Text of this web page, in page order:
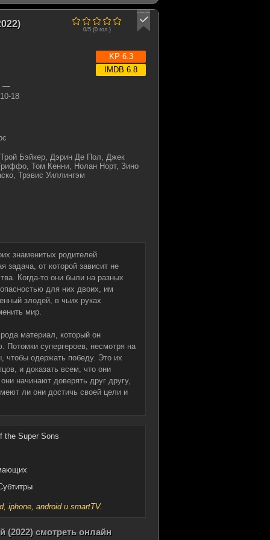
0/5 (0гол.)
KP 6.3
IMDB 6.8
—
18
Бэйкер, Дэрин Де Пол, Джек
Том Кенни, Нолан Норт, Зино
Трэвис Уиллингэм
знаменитых родителей
задача, от которой зависит не
Когда-то они были на разных
для них двоих, им
злодей, в чьих руках
мир.
материал, который он
Потомки супергероев, несмотря на
чтобы одержать победу. Это их
и доказать всем, что они
начинают доверять друг другу,
ли они достичь своей цели и
the Super Sons
iphone, android и smartTV.
(2022) смотреть онлайн